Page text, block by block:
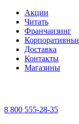
Акции
Читать
Франчаизинг
Доставка
Контакты
Магазины
8 800 555-28-35